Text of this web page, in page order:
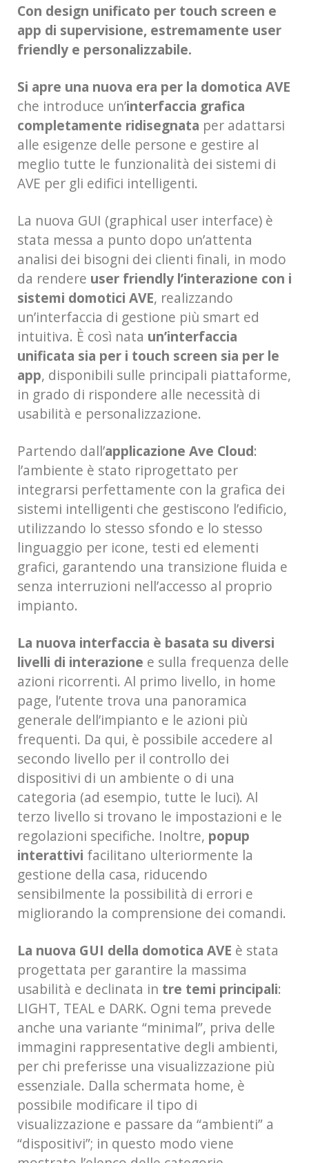
Con design unificato per touch screen e
app di supervisione, estremamente user
friendly e personalizzabile.
Si apre una nuova era per la domotica AVE
che introduce un’interfaccia grafica
completamente ridisegnata per adattarsi
alle esigenze delle persone e gestire al
meglio tutte le funzionalità dei sistemi di
AVE per gli edifici intelligenti.
La nuova GUI (graphical user interface) è
stata messa a punto dopo un’attenta
analisi dei bisogni dei clienti finali, in modo
da rendere user friendly l’interazione con i
sistemi domotici AVE, realizzando
un’interfaccia di gestione più smart ed
intuitiva. È così nata un’interfaccia
unificata sia per i touch screen sia per le
app, disponibili sulle principali piattaforme,
in grado di rispondere alle necessità di
usabilità e personalizzazione.
Partendo dall’applicazione Ave Cloud:
l’ambiente è stato riprogettato per
integrarsi perfettamente con la grafica dei
sistemi intelligenti che gestiscono l’edificio,
utilizzando lo stesso sfondo e lo stesso
linguaggio per icone, testi ed elementi
grafici, garantendo una transizione fluida e
senza interruzioni nell’accesso al proprio
impianto.
La nuova interfaccia è basata su diversi
livelli di interazione e sulla frequenza delle
azioni ricorrenti. Al primo livello, in home
page, l’utente trova una panoramica
generale dell’impianto e le azioni più
frequenti. Da qui, è possibile accedere al
secondo livello per il controllo dei
dispositivi di un ambiente o di una
categoria (ad esempio, tutte le luci). Al
terzo livello si trovano le impostazioni e le
regolazioni specifiche. Inoltre, popup
interattivi facilitano ulteriormente la
gestione della casa, riducendo
sensibilmente la possibilità di errori e
migliorando la comprensione dei comandi.
La nuova GUI della domotica AVE è stata
progettata per garantire la massima
usabilità e declinata in tre temi principali:
LIGHT, TEAL e DARK. Ogni tema prevede
anche una variante “minimal”, priva delle
immagini rappresentative degli ambienti,
per chi preferisse una visualizzazione più
essenziale. Dalla schermata home, è
possibile modificare il tipo di
visualizzazione e passare da “ambienti” a
“dispositivi”; in questo modo viene